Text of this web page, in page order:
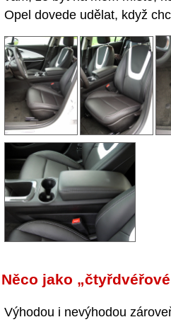
Opel dovede udělat, když
Něco jako
Výhodou i nevýhodou